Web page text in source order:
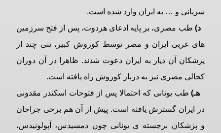
سریانی و … به ایران وارد شده است.
د) طب مصری، بر پایه ادعای هردوت، پس از فتح سرزمین
های غربی ایران و مصر توسط کوروش کبیر، تنی چند از
پزشکان آن دیار به ایران دعوت شدند. ظاهرا در آن دوران
کحالی مصری نیز به دربار کوروش راه یافته است.
هـ) طب یونانی که احتمالا پس از فتوحات اسکندر مقدونی
در ایران گسترش یافته است. پیش از آن هم برخی جراحان
و پزشکان برجسته ی یونانی چون دمسیدس، آپولونیدس،